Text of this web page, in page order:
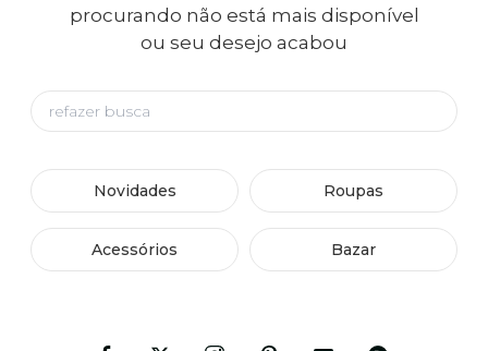
procurando não está mais disponível
ou seu desejo acabou
Novidades Roupas
Acessórios Bazar